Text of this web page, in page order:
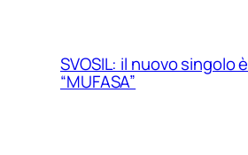
SVOSIL: il nuovo singolo è
“MUFASA”